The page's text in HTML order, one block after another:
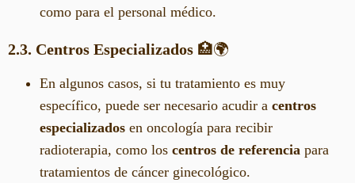
como para el personal médico.
2.3. Centros Especializados 🏥🌍
En algunos casos, si tu tratamiento es muy
específico, puede ser necesario acudir a centros
especializados en oncología para recibir
radioterapia, como los centros de referencia para
tratamientos de cáncer ginecológico.